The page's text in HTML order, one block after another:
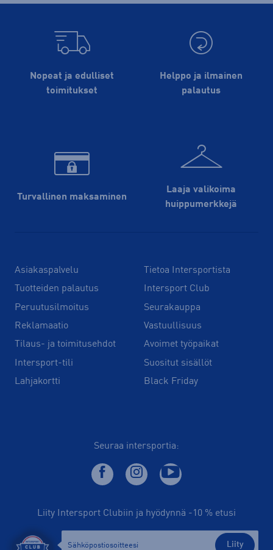
Nopeat ja edulliset
toimitukset
Helppo ja ilmainen
palautus
Turvallinen maksaminen
Laaja valikoima
huippu­merkkejä
Asiakaspalvelu
Tuotteiden palautus
Peruutusilmoitus
Reklamaatio
Tilaus- ja toimitusehdot
Intersport-tili
Lahjakortti
Tietoa Intersportista
Intersport Club
Seurakauppa
Vastuullisuus
Avoimet työpaikat
Suositut sisällöt
Black Friday
Seuraa intersportia:
Liity Intersport Clubiin ja hyödynnä -10 % etusi
Liity